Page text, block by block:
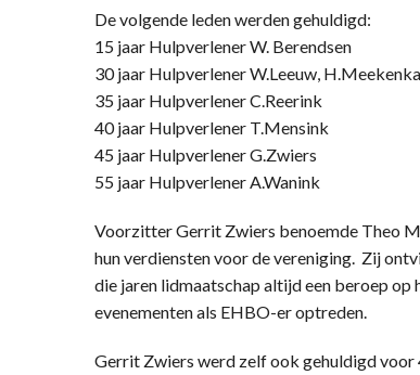
De volgende leden werden gehuldigd:
15 jaar Hulpverlener W. Berendsen
30 jaar Hulpverlener W.Leeuw,
35 jaar Hulpverlener C.Reerink
40 jaar Hulpverlener T.Mensink
45 jaar Hulpverlener G.Zwiers
55 jaar Hulpverlener A.Wanink
Voorzitter Gerrit Zwiers benoemde Theo
hun verdiensten voor de vereniging. Zij
die jaren lidmaatschap altijd een beroep op
evenementen als EHBO-er optreden.
Gerrit Zwiers werd zelf ook gehuldigd voor